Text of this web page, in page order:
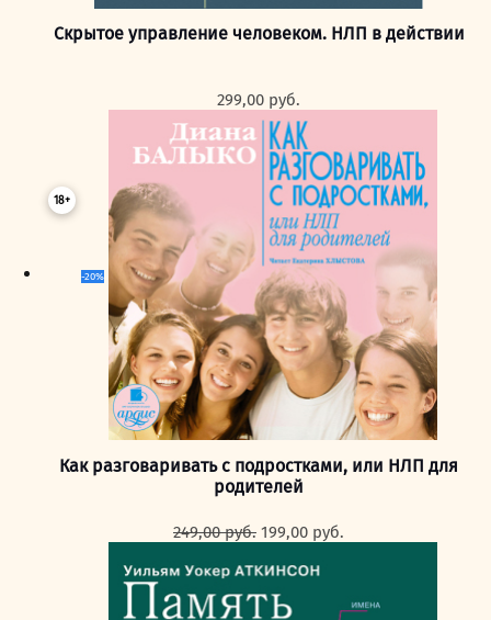
Скрытое управление человеком. НЛП в действии
299,00 руб.
18+
-20%
Как разговаривать с подростками, или НЛП для
родителей
249,00руб. Первоначальная
составляла
199,00 руб.